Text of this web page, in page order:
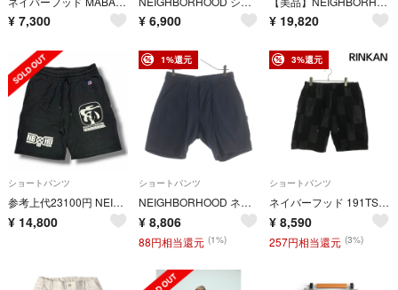
¥ 7,300 ¥ 6,900 ¥ 19,820
ショートパンツ
参考上代23100円 NEIGHBORHOOD × BOUNTY HUNTER 25SS Sweat Short Pants スウェットショートパンツ ハーフパンツ イージーショーツ ネイバーフッド × バウンティーハンター ブラック M （5632M）
¥ 14,800
1%還元
ショートパンツ
NEIGHBORHOOD ネイバーフッド 24SS WIDE BAKER PANTS ベイカーショーツ ハーフパンツ ブラック 241AQNH-PTM02
¥ 8,806
88円相当還元 (1%)
3%還元
ショートパンツ
ネイバーフッド 191TSNH-PTM03 切替デザインハーフパンツ メンズ M
¥ 8,590
257円相当還元 (3%)